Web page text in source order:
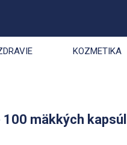
KOZMETIKA
mäkkých kapsúl